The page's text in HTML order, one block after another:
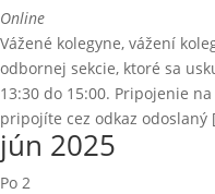
Online
Vážené kolegyne, vážení
odbornej sekcie, ktoré sa
13:30 do 15:00. Pripojenie
pripojíte cez odkaz odoslaný
jún 2025
Po 2